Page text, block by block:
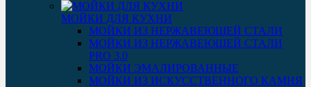
МОЙКИ ДЛЯ КУХНИ
МОЙКИ ИЗ НЕРЖАВЕЮЩЕЙ СТАЛИ
МОЙКИ ИЗ НЕРЖАВЕЮЩЕЙ СТАЛИ
PRO 3.0
МОЙКИ ЭМАЛИРОВАННЫЕ
МОЙКИ ИЗ ИСКУССТВЕННОГО КАМНЯ